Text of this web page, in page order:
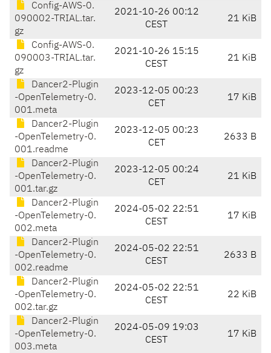
Config-AWS-0.
090002-TRIAL.tar.
gz
2021-10-26 00:12
CEST
21 KiB
Config-AWS-0.
090003-TRIAL.tar.
gz
2021-10-26 15:15
CEST
21 KiB
Dancer2-Plugin
-OpenTelemetry-0.
001.meta
2023-12-05 00:23
CET
17 KiB
Dancer2-Plugin
-OpenTelemetry-0.
001.readme
2023-12-05 00:23
CET
2633 B
Dancer2-Plugin
-OpenTelemetry-0.
001.tar.gz
2023-12-05 00:24
CET
21 KiB
Dancer2-Plugin
-OpenTelemetry-0.
002.meta
2024-05-02 22:51
CEST
17 KiB
Dancer2-Plugin
-OpenTelemetry-0.
002.readme
2024-05-02 22:51
CEST
2633 B
Dancer2-Plugin
-OpenTelemetry-0.
002.tar.gz
2024-05-02 22:51
CEST
22 KiB
Dancer2-Plugin
-OpenTelemetry-0.
003.meta
2024-05-09 19:03
CEST
17 KiB